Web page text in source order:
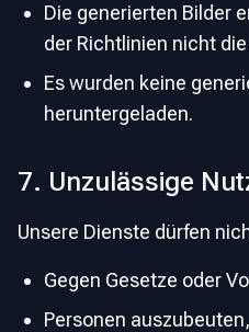
Die generierten Bilder
der Richtlinien nicht
Es wurden keine
heruntergeladen.
7. Unzulässige
Unsere Dienste dürfen
Gegen Gesetze oder
Personen